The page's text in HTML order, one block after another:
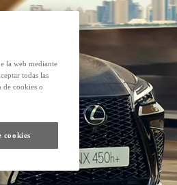
la web mediante
todas las
de cookies o
cookies